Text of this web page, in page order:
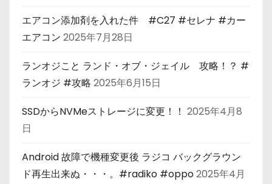
エアコン添加剤を入れた件 #C27 #セレナ #カー
エアコン 2025年7月28日
ランオジこと ランド・オブ・ジェイル 攻略！？ #
ランオジ #攻略 2025年6月15日
SSDからNVMeストレージに変更！！ 2025年4月8
日
Android 故障で機種変更後 ラジコ バックグラウン
ド再生出来ぬ・・・。#radiko #oppo2025年4月